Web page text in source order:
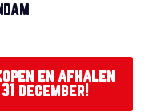
en afhalen
december!